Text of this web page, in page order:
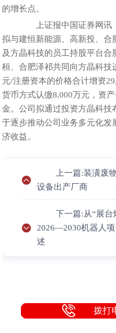
的增长点。
上证报中国证券网讯
拟与建恒新能源、高新投、
及方晶科技的员工持股平台合
桓、合肥泽祁共同向方晶科技
元/注册资本的价格合计增资
货币方式认缴8,000万元，资
金。公司拟通过投资方晶科技
于逐步推动公司业务多元化
济收益。
上一篇:装潢废
设备出产厂商
下一篇:从“展台
2026—2030机器人
述
拨打